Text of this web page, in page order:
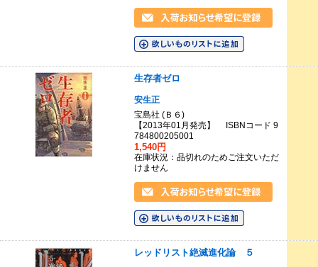
生存者ゼロ
安生正
宝島社 (Ｂ６)
【2013年01月発売】 ISBNコード 9
784800205001
1,540円
在庫状況：品切れのためご注文いただ
けません
レッドリスト絶滅進化論 ５